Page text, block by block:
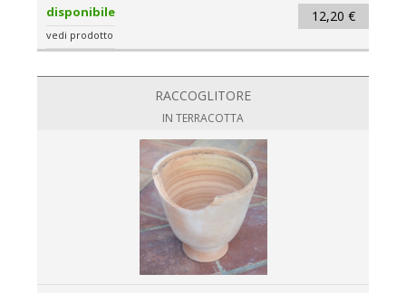
12,20 €
disponibile
vedi prodotto
RACCOGLITORE
IN TERRACOTTA